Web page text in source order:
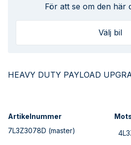
För att se om den här
Välj bil
HEAVY DUTY PAYLOAD
Artikelnummer
7L3Z3078D (master)